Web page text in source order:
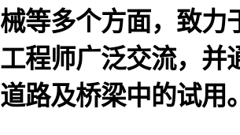
械等多个方面，致力
工程师广泛交流，并
道路及桥梁中的试用。